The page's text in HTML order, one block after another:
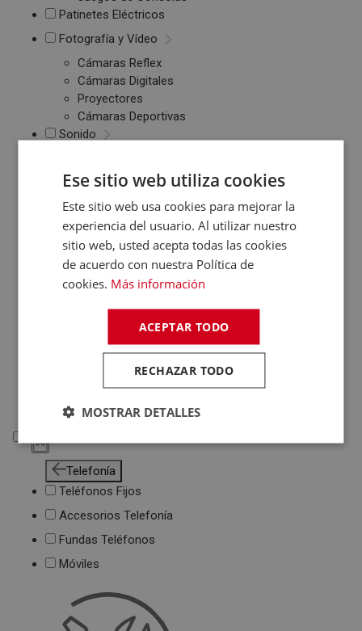
Patinetes Eléctricos
Fotografía y Vídeo
Cámaras Reflex
Cámaras Digitales
Proyectores
Cámaras Deportivas
Sonido
/ MP4 / MP5
Altavoces
Radios CD / FM
Despertadores
Barras de Sonido
Altavoces
Relojes y Pulseras
Telefonía
Teléfonos Fijos
Accesorios Telefonía
Fundas Teléfonos
Móviles
Ese sitio web utiliza cookies
Este sitio web usa cookies para mejorar la
experiencia del usuario. Al utilizar nuestro
sitio web, usted acepta todas las cookies
de acuerdo con nuestra Política de
cookies. Más información
ACEPTAR TODO
RECHAZAR TODO
MOSTRAR DETALLES